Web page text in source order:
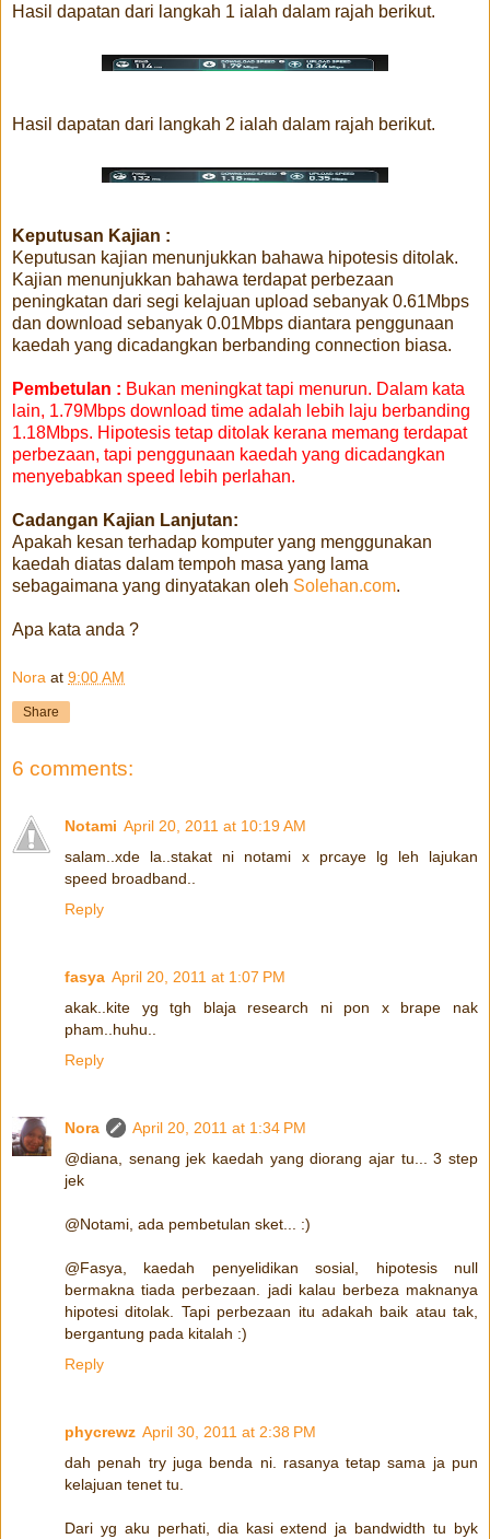
Hasil dapatan dari langkah 1 ialah dalam rajah berikut.
Hasil dapatan dari langkah 2 ialah dalam rajah berikut.
Keputusan Kajian :
Keputusan kajian menunjukkan bahawa hipotesis ditolak.
Kajian menunjukkan bahawa terdapat perbezaan
peningkatan dari segi kelajuan upload sebanyak 0.61Mbps
dan download sebanyak 0.01Mbps diantara penggunaan
kaedah yang dicadangkan berbanding connection biasa.
Pembetulan : Bukan meningkat tapi menurun. Dalam kata
lain, 1.79Mbps download time adalah lebih laju berbanding
1.18Mbps. Hipotesis tetap ditolak kerana memang terdapat
perbezaan, tapi penggunaan kaedah yang dicadangkan
menyebabkan speed lebih perlahan.
Cadangan Kajian Lanjutan:
Apakah kesan terhadap komputer yang menggunakan
kaedah diatas dalam tempoh masa yang lama
sebagaimana yang dinyatakan oleh Solehan.com.
Apa kata anda ?
Nora at 9:00 AM
Share
6 comments:
Notami April 20, 2011 at 10:19 AM
salam..xde la..stakat ni notami x prcaye lg leh lajukan
speed broadband..
Reply
fasya April 20, 2011 at 1:07 PM
akak..kite yg tgh blaja research ni pon x brape nak
pham..huhu..
Reply
Nora
April 20, 2011 at 1:34 PM
@diana, senang jek kaedah yang diorang ajar tu... 3 step
jek
@Notami, ada pembetulan sket... :)
@Fasya, kaedah penyelidikan sosial, hipotesis null
bermakna tiada perbezaan. jadi kalau berbeza maknanya
hipotesi ditolak. Tapi perbezaan itu adakah baik atau tak,
bergantung pada kitalah :)
Reply
phycrewz April 30, 2011 at 2:38 PM
dah penah try juga benda ni. rasanya tetap sama ja pun
kelajuan tenet tu.
Dari yg aku perhati, dia kasi extend ja bandwidth tu byk